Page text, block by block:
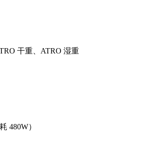
干重、ATRO 湿重
480W）